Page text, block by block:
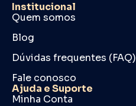
Institucional
Quem somos
Blog
Dúvidas frequentes (FAQ)
Fale conosco
Ajuda e Suporte
Minha Conta